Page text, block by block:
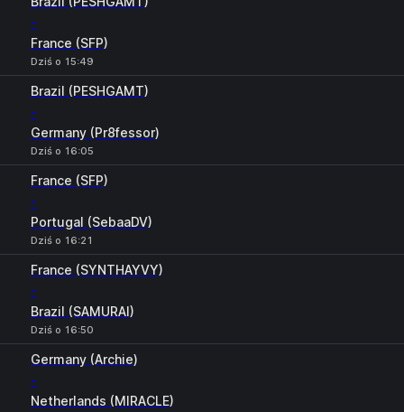
-
France (SFP)
Dziś o 15:49
Brazil (PESHGAMT)
-
Germany (Pr8fessor)
Dziś o 16:05
France (SFP)
-
Portugal (SebaaDV)
Dziś o 16:21
France (SYNTHAYVY)
-
Brazil (SAMURAI)
Dziś o 16:50
Germany (Archie)
-
Netherlands (MIRACLE)